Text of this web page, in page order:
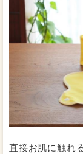
直接お肌に触れ